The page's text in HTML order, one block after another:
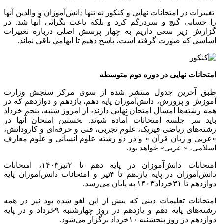
تغییرات در امتحانات نهایی و کنکور نه تنها دانش‌آموزان و والدین آنها
را حسابی گیج و سردرگم کرد و بلکه باعث نگرانی آنها شد. در
گزارش زیر سعی داریم به چهار پرسش اصلی درباره تغییرات
اساسی که صورت گرفته است، پاسخ دهیم تا ابهامی باقی نماند.
امتحانات نهایی در دوره دوم متوسطه
طبق آخرین جدول منتشر شده از سوی مرکز سنجش وزارت
آموزش و پرورش، دانش‌آموزان پایه دهم، یازدهم و دوازدهم که در
همه رشته‌ها امسال امتحان نهایی دارند، از امروز شنبه، پنجم خرداد
باید سر جلسه امتحانات آماده شوند. نخستین امتحان آنها در
رشته‌های ریاضی فیزیک، علوم تجربی، فنی و حرفه‌ای و کارودانش،
«عربی و زبان قرآن » و در دو رشته علوم انسانی و علوم معارف
اسلامی، « عربی» خواهد بود.
امتحانات دانش‌آموزان در پایه دهم تا ۲تیر۱۴۰۳، امتحانات
دانش‌آموزان در پایه یازدهم تا ۴تیر و امتحانات دانش‌آموزان پایه
دوازدهم تا ۳۱خرداد۱۴۰۳ به پایان می‌رسد.
امتحانات تعلیمات دینی که پیش از این لغو شده بود نیز در همه
رشته‌های پایه دهم و یازدهم در روز چهارشنبه ۹خرداد و در پایه
دوازدهم در روز پنجشنبه ۱۰خرداد برگزار می‌شود.